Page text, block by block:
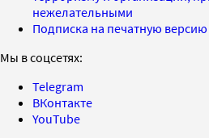
нежелательными
Подписка на печатную
Мы в соцсетях:
Telegram
ВКонтакте
YouTube